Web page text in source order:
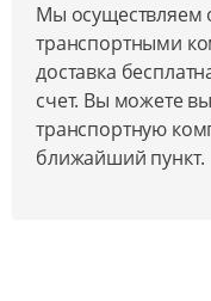
Мы осуществляем
транспортными
доставка
счет. Вы можете
транспортную
ближайший пункт.